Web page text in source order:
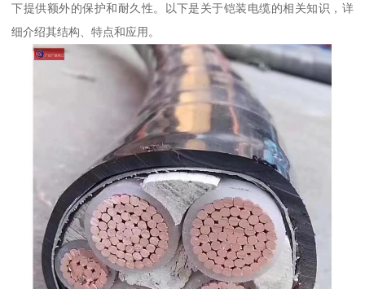
下提供额外的保护和耐久性。以下是关于铠装电缆的相关知识，详
细介绍其结构、特点和应用。